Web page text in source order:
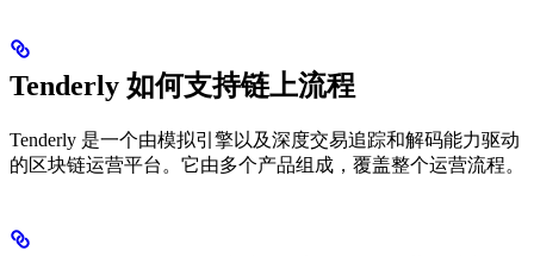
Tenderly 如何支持链上流程
Tenderly 是一个由模拟引擎以及深度交易追踪和解码能力驱动
的区块链运营平台。它由多个产品组成，覆盖整个运营流程。